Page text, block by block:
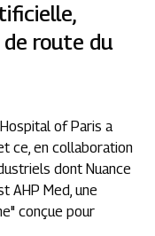
route du
of Paris a
ce, en collaboration
dont Nuance
AHP Med, une
conçue pour